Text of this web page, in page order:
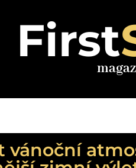
First
vánoční